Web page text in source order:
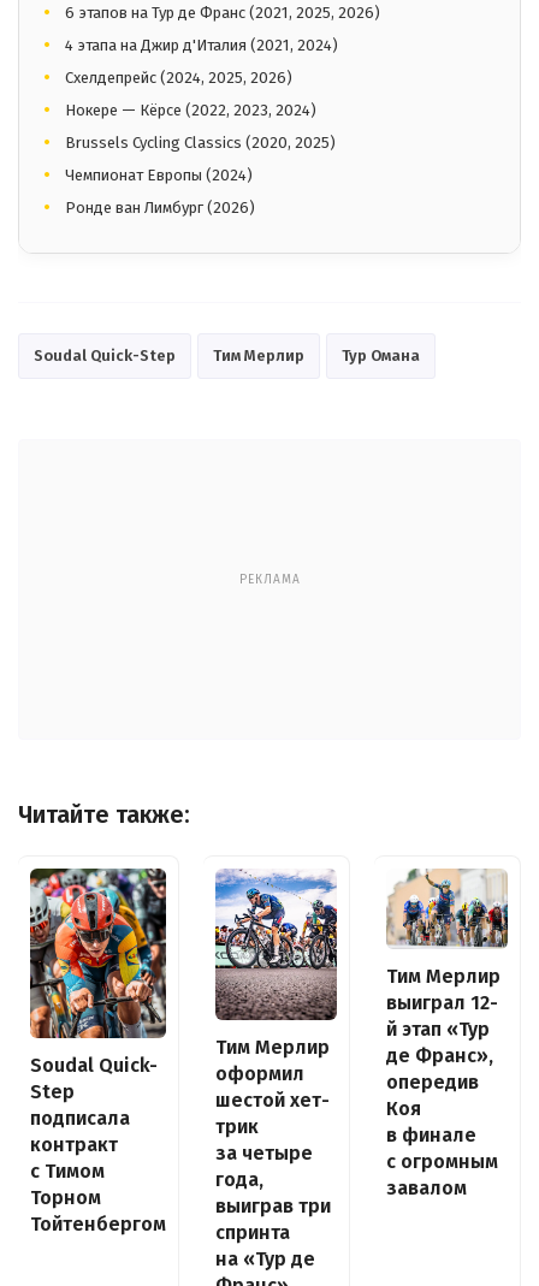
6 этапов на Тур де Франс (2021, 2025, 2026)
4 этапа на Джир д'Италия (2021, 2024)
Схелдепрейс (2024, 2025, 2026)
Нокере — Кёрсе (2022, 2023, 2024)
Brussels Cycling Classics (2020, 2025)
Чемпионат Европы (2024)
Ронде ван Лимбург (2026)
Soudal Quick-Step Тим Мерлир Тур Омана
РЕКЛАМА
Читайте также:
Soudal Quick-
Step
подписала
контракт
с Тимом
Торном
Тойтенбергом
Тим Мерлир
оформил
шестой хет-
трик
за четыре
года,
выиграв три
спринта
на «Тур де
Тим Мерлир
выиграл 12-
й этап «Тур
де Франс»,
опередив
Коя
в финале
с огромным
завалом